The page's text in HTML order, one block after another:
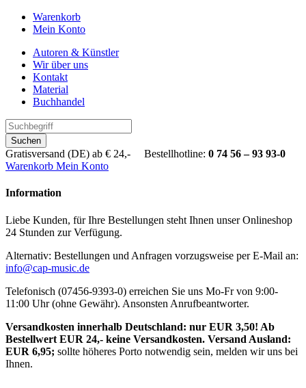
Warenkorb
Mein Konto
Autoren & Künstler
Wir über uns
Kontakt
Material
Buchhandel
Suchen
Gratisversand (DE) ab € 24,- Bestellhotline: 0 74 56 – 93 93-0
Warenkorb Mein Konto
Information
Liebe Kunden, für Ihre Bestellungen steht Ihnen unser Onlineshop
24 Stunden zur Verfügung.
Alternativ: Bestellungen und Anfragen vorzugsweise per E-Mail an:
info@cap-music.de
Telefonisch (07456-9393-0) erreichen Sie uns Mo-Fr von 9:00-
11:00 Uhr (ohne Gewähr). Ansonsten Anrufbeantworter.
Versandkosten innerhalb Deutschland: nur EUR 3,50! Ab
Bestellwert EUR 24,- keine Versandkosten. Versand Ausland:
EUR 6,95; sollte höheres Porto notwendig sein, melden wir uns bei
Ihnen.